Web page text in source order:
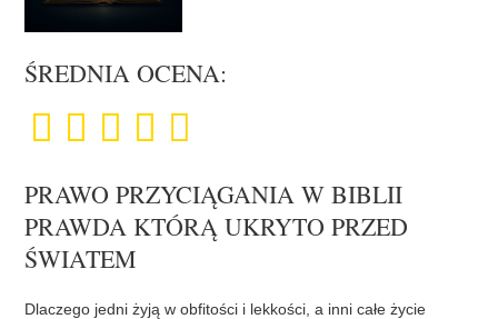
ŚREDNIA OCENA:
PRAWO PRZYCIĄGANIA W BIBLII
PRAWDA KTÓRĄ UKRYTO PRZED
ŚWIATEM
Dlaczego jedni żyją w obfitości i lekkości, a inni całe życie